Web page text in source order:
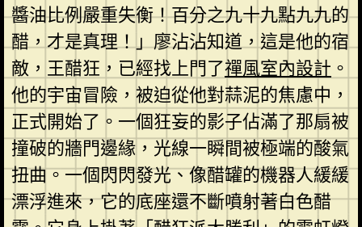
醬油比例嚴重失衡！百分之九十九點九九的
醋，才是真理！」廖沾沾知道，這是他的宿
敵，王醋狂，已經找上門了禪風室內設計 。
他的宇宙冒險，被迫從他對蒜泥的焦慮中，
正式開始了。一個狂妄的影子佔滿了那扇被
撞破的牆門邊緣，光線一瞬間被極端的酸氣
扭曲。一個閃閃發光、像醋罐的機器人緩緩
漂浮進來，它的底座還不斷噴射著白色醋